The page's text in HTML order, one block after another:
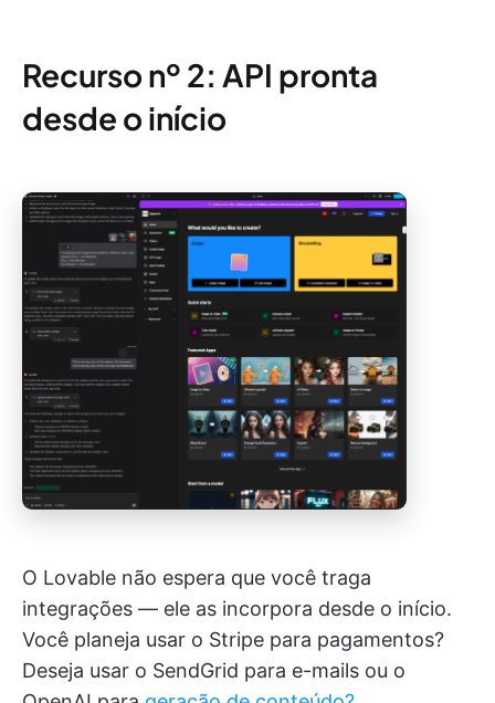
Recurso nº 2: API pronta
desde o início
O Lovable não espera que você traga
integrações — ele as incorpora desde o início.
Você planeja usar o Stripe para pagamentos?
Deseja usar o SendGrid para e-mails ou o